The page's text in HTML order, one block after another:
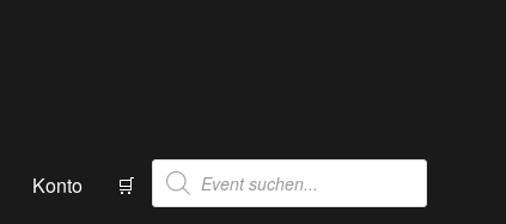
Konto 🛒
Products
search